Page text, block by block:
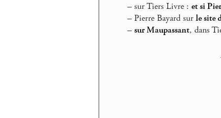
– sur Tiers Livre : et si
– Pierre Bayard sur le site
– sur Maupassant, dans